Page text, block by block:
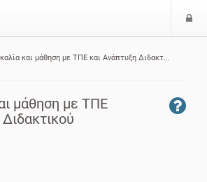
και μάθηση με ΤΠΕ και Ανάπτυξη Διδακτ...
μάθηση με ΤΠΕ